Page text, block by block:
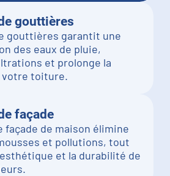
gouttières
gouttières garantit une
des eaux de pluie,
et prolonge la
votre toiture.
façade
façade de maison élimine
et pollutions, tout
et la durabilité de